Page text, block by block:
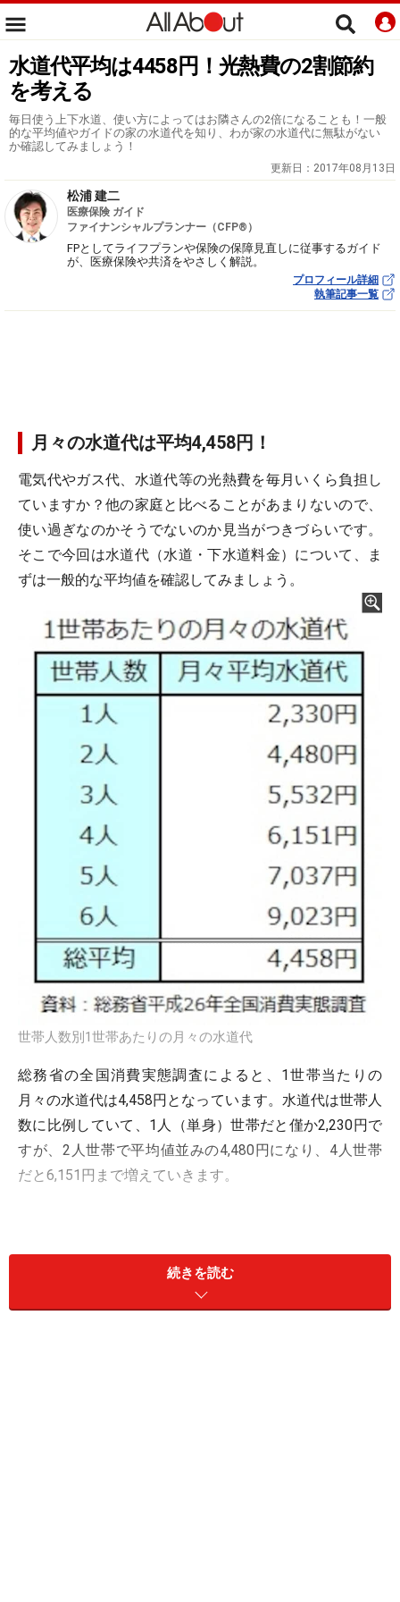
水道代平均は4458円！光熱費の2割節約
を考える
毎日使う上下水道、使い方によってはお隣さんの2倍になることも！一般
的な平均値やガイドの家の水道代を知り、わが家の水道代に無駄がない
か確認してみましょう！
更新日： 2017年08月13日
松浦 建二
医療保険 ガイド
ファイナンシャルプランナー（CFP®）
FPとしてライフプランや保険の保障見直しに従事するガイド
が、医療保険や共済をやさしく解説。
プロフィール詳細
執筆記事一覧
月々の水道代は平均4,458円！
電気代やガス代、水道代等の光熱費を毎月いくら負担し
ていますか？他の家庭と比べることがあまりないので、
使い過ぎなのかそうでないのか見当がつきづらいです。
そこで今回は水道代（水道・下水道料金）について、ま
ずは一般的な平均値を確認してみましょう。
世帯人数別1世帯あたりの月々の水道代
総務省の全国消費実態調査によると、1世帯当たりの
月々の水道代は4,458円となっています。水道代は世帯人
数に比例していて、1人（単身）世帯だと僅か2,230円で
すが、2人世帯で平均値並みの4,480円になり、4人世帯
だと6,151円まで増えていきます。
続きを読む